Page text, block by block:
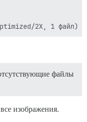
файлы
изображения.